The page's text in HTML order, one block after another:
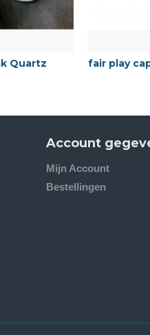
Quartz fair play
Account
Mijn Account
Bestellingen